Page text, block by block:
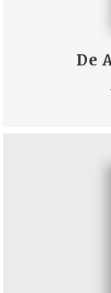
De